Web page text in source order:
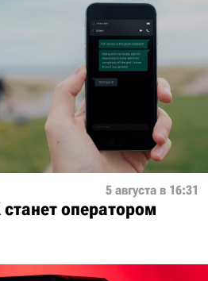
5 августа в 16:31
оператором